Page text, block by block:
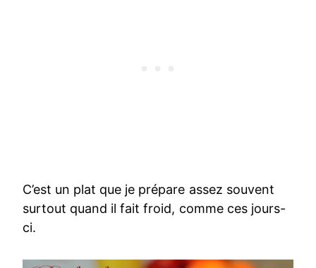
C’est un plat que je prépare assez souvent
surtout quand il fait froid, comme ces jours-
ci.